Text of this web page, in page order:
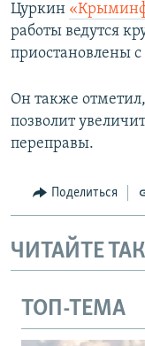
Цуркин
работы ведутся
приостановлены
Он также
позволит
переправы.
Поделиться
ЧИТАЙТЕ
ТОП-ТЕМА